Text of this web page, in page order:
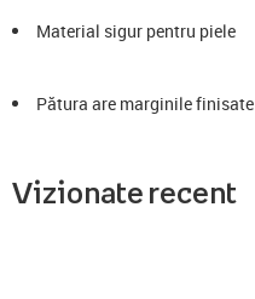
Material sigur pentru piele
Pătura are marginile finisate
Vizionate recent